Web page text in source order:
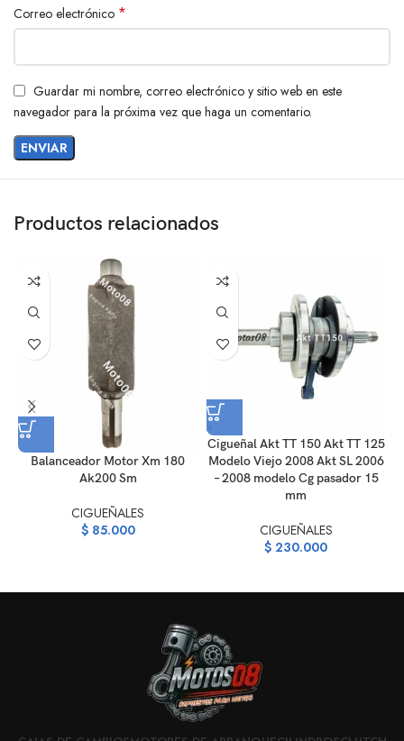
Correo electrónico *
Guardar mi nombre, correo electrónico y sitio web en este
navegador para la próxima vez que haga un comentario.
Productos relacionados
Balanceador Motor Xm 180
Ak200 Sm
CIGUEÑALES
$85.000
Cigueñal Akt TT 150 Akt TT 125
Modelo Viejo 2008 Akt SL 2006
– 2008 modelo Cg pasador 15
mm
CIGUEÑALES
$ 230.000